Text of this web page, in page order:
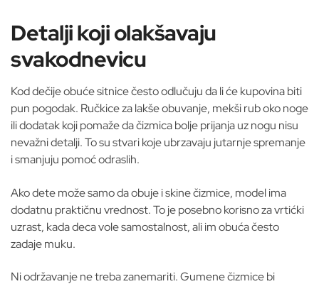
Detalji koji olakšavaju
svakodnevicu
Kod dečije obuće sitnice često odlučuju da li će kupovina biti
pun pogodak. Ručkice za lakše obuvanje, mekši rub oko noge
ili dodatak koji pomaže da čizmica bolje prijanja uz nogu nisu
nevažni detalji. To su stvari koje ubrzavaju jutarnje spremanje
i smanjuju pomoć odraslih.
Ako dete može samo da obuje i skine čizmice, model ima
dodatnu praktičnu vrednost. To je posebno korisno za vrtićki
uzrast, kada deca vole samostalnost, ali im obuća često
zadaje muku.
Ni održavanje ne treba zanemariti. Gumene čizmice bi